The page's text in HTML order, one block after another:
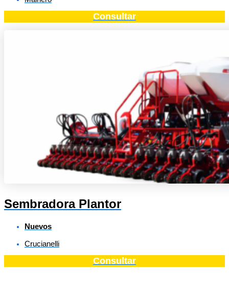
Consultar
Sembradora Plantor
Nuevos
Crucianelli
Consultar